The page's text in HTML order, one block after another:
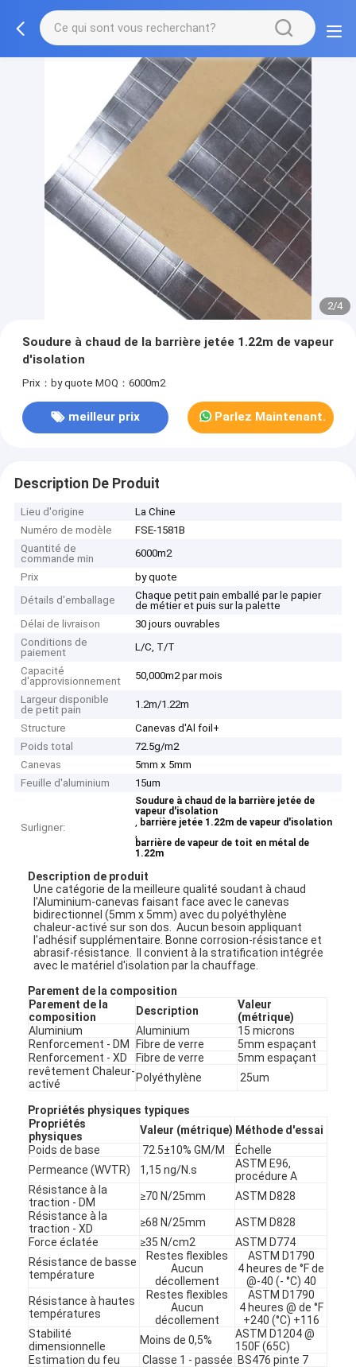
2/4
Soudure à chaud de la barrière jetée 1.22m de vapeur
d'isolation
Prix：by quote MOQ：6000m2
meilleur prix Parlez Maintenant.
Description De Produit
Lieu d'origine
La Chine
Numéro de modèle
FSE-1581B
Quantité de
commande min
6000m2
Prix
by quote
Détails d'emballage
Chaque petit pain emballé par le papier
de métier et puis sur la palette
Délai de livraison
30 jours ouvrables
Conditions de
paiement
L/C, T/T
Capacité
d'approvisionnement
50,000m2 par mois
Largeur disponible
de petit pain
1.2m/1.22m
Structure
Canevas d'Al foil+
Poids total
72.5g/m2
Canevas
5mm x 5mm
Feuille d'aluminium
15um
Surligner:
Soudure à chaud de la barrière jetée de
vapeur d'isolation
, barrière jetée 1.22m de vapeur d'isolation
,
barrière de vapeur de toit en métal de
1.22m
Description de produit
Une catégorie de la meilleure qualité soudant à chaud
l'Aluminium-canevas faisant face avec le canevas
bidirectionnel (5mm x 5mm) avec du polyéthylène
chaleur-activé sur son dos. Aucun besoin appliquant
l'adhésif supplémentaire. Bonne corrosion-résistance et
abrasif-résistance. Il convient à la stratification intégrée
avec le matériel d'isolation par la chauffage.
Parement de la composition
Parement de la
composition
Description
Valeur
(métrique)
Aluminium
Aluminium
15 microns
Renforcement - DM
Fibre de verre
5mm espaçant
Renforcement - XD
Fibre de verre
5mm espaçant
revêtement Chaleur-
activé
Polyéthylène 25um
Propriétés physiques typiques
Propriétés
physiques
Valeur (métrique) Méthode d'essai
Poids de base
72.5±10% GM/M
Échelle
Permeance (WVTR)
1,15 ng/N.s
ASTM E96,
procédure A
Résistance à la
traction - DM
≥70 N/25mm
ASTM D828
Résistance à la
traction - XD
≥68 N/25mm
ASTM D828
Force éclatée
≥35 N/cm2
ASTM D774
Résistance de basse
température
Restes flexibles
Aucun
décollement
ASTM D1790
4 heures de °F de
@-40 (- °C) 40
Résistance à hautes
températures
Restes flexibles
Aucun
décollement
ASTM D1790
4 heures @ de °F
+240 (°C) +116
Stabilité
dimensionnelle
Moins de 0,5%
ASTM D1204 @
150F (65C)
Estimation du feu
Classe 1 - passée BS476 pinte 7